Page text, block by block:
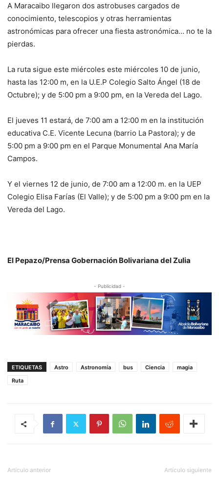
A Maracaibo llegaron dos astrobuses cargados de
conocimiento, telescopios y otras herramientas
astronómicas para ofrecer una fiesta astronómica… no te la
pierdas.
La ruta sigue este miércoles este miércoles 10 de junio,
hasta las 12:00 m, en la U.E.P Colegio Salto Ángel (18 de
Octubre); y de 5:00 pm a 9:00 pm, en la Vereda del Lago.
El jueves 11 estará, de 7:00 am a 12:00 m en la institución
educativa C.E. Vicente Lecuna (barrio La Pastora); y de
5:00 pm a 9:00 pm en el Parque Monumental Ana María
Campos.
Y el viernes 12 de junio, de 7:00 am a 12:00 m. en la UEP
Colegio Elisa Farías (El Valle); y de 5:00 pm a 9:00 pm en la
Vereda del Lago.
El Pepazo/Prensa Gobernación Bolivariana del Zulia
- Publicidad -
ETIQUETAS Astro Astronomía bus Ciencia
magia
Ruta
Artículo anterior Artículo siguiente